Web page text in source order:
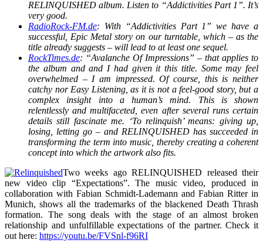
RELINQUISHED album. Listen to “Addictivities Part 1”. It’s
very good.
RadioRock-FM.de: With “Addictivities Part 1” we have a
successful, Epic Metal story on our turntable, which – as the
title already suggests – will lead to at least one sequel.
RockTimes.de: “Avalanche Of Impressions” – that applies to
the album and and I had given it this title. Some may feel
overwhelmed – I am impressed. Of course, this is neither
catchy nor Easy Listening, as it is not a feel-good story, but a
complex insight into a human’s mind. This is shown
relentlessly and multifaceted, even after several runs certain
details still fascinate me.
‘To relinquish’ means: giving up,
losing, letting go – and RELINQUISHED has succeeded in
transforming the term into music, thereby creating a coherent
concept into which the artwork also fits.
Two weeks ago RELINQUISHED released their
new video clip “Expectations”. The music video, produced in
collaboration with Fabian Schmidt-Lademann and Fabian Ritter in
Munich, shows all the trademarks of the blackened Death Thrash
formation. The song deals with the stage of an almost broken
relationship and unfulfillable expectations of the partner. Check it
out here: https://youtu.be/FVSnl-f96RI